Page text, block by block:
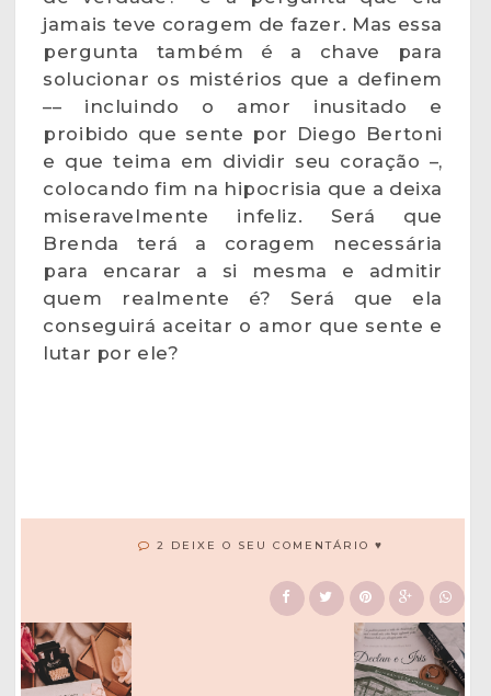
jamais teve coragem de fazer. Mas essa
pergunta também é a chave para
solucionar os mistérios que a definem
–– incluindo o amor inusitado e
proibido que sente por Diego Bertoni
e que teima em dividir seu coração –,
colocando fim na hipocrisia que a deixa
miseravelmente infeliz. Será que
Brenda terá a coragem necessária
para encarar a si mesma e admitir
quem realmente é? Será que ela
conseguirá aceitar o amor que sente e
lutar por ele?
2 DEIXE O SEU COMENTÁRIO ♥